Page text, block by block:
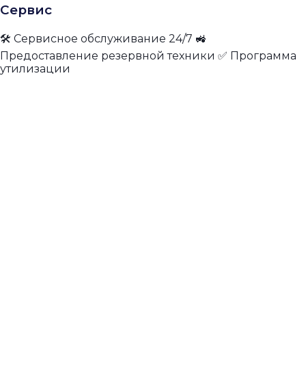
Сервис
🛠 Сервисное обслуживание 24/7 🚜
Предоставление резервной техники ✅ Программа
утилизации